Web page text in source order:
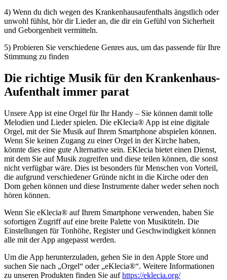
4) Wenn du dich wegen des Krankenhausaufenthalts ängstlich oder
unwohl fühlst, hör dir Lieder an, die dir ein Gefühl von Sicherheit
und Geborgenheit vermitteln.
5) Probieren Sie verschiedene Genres aus, um das passende für Ihre
Stimmung zu finden
Die richtige Musik für den Krankenhaus-
Aufenthalt immer parat
Unsere App ist eine Orgel für Ihr Handy – Sie können damit tolle
Melodien und Lieder spielen. Die eKlecia® App ist eine digitale
Orgel, mit der Sie Musik auf Ihrem Smartphone abspielen können.
Wenn Sie keinen Zugang zu einer Orgel in der Kirche haben,
könnte dies eine gute Alternative sein. EKlecia bietet einen Dienst,
mit dem Sie auf Musik zugreifen und diese teilen können, die sonst
nicht verfügbar wäre. Dies ist besonders für Menschen von Vorteil,
die aufgrund verschiedener Gründe nicht in die Kirche oder den
Dom gehen können und diese Instrumente daher weder sehen noch
hören können.
Wenn Sie eKlecia® auf Ihrem Smartphone verwenden, haben Sie
sofortigen Zugriff auf eine breite Palette von Musiktiteln. Die
Einstellungen für Tonhöhe, Register und Geschwindigkeit können
alle mit der App angepasst werden.
Um die App herunterzuladen, gehen Sie in den Apple Store und
suchen Sie nach „Orgel“ oder „eKlecia®“. Weitere Informationen
zu unseren Produkten finden Sie aufhttps://eklecia.org/